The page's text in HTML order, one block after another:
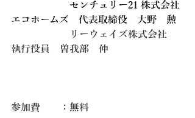
センチュリー21 株式会社
エコホームズ　代表取締役
大野　勲
リーウェイズ株式会社
執行役員　曽我部　伸
参加費　　：無料